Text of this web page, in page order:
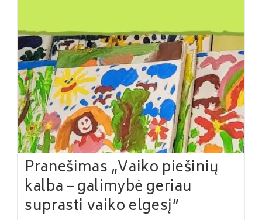
Pranešimas „Vaiko piešinių
kalba – galimybė geriau
suprasti vaiko elgesį”